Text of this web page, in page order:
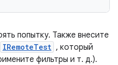
попытку. Также внесите
IRemoteTest , который
фильтры и т. д.).